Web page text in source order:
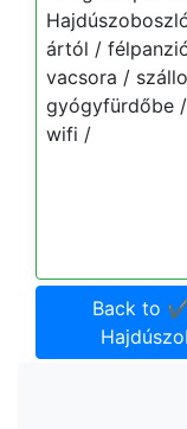
ártól /
vacsora /
gyógyfürdőbe
wifi /
Back to ✔️